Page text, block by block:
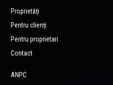
Proprietăți
Pentru clienți
Pentru proprietari
Contact
ANPC